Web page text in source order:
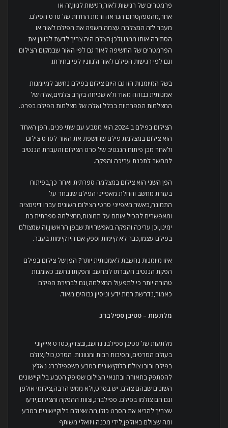
פרמטרים של רגישות לאור,רגישות לגוון,זה או
אחר,מהספקטרום הנראה ורמת החדות של סרט הפילם.
מעבר לזה המצלמה עצמה חשפה את הפילם לאור או
הסתירה אותו ממנו,ולכן:הצלם היה צריך לדעת לכוונן את
הפרמטרים של החשיפה לאור גם לפי האור שבמקום הצילום
וגם לפי רגישות הפילם לאור ולגווניו לפי בחירתו.
בשל המיומנות הזו גם היום צילום בפילם נחשב למיומנות
אמנותית גבוהה מאוד ולא שכיחה בקרב צלמים,אלה של
המצלמות הספרתיות בכלל ואלה של מצלמות הפילם בפרט.
הצילום בפילם ב 2024 הוא מטבע עם שתי פנים. הפן האחד
הוא צילום במצלמת פילם שחושפת את האור לסרט צילום
ולאחר מכן פיתוח הנגטיב של סרט הצילום והעברת הנגטיב
למחשב לתכנת עריכה והפקה.
הפן השני הוא צילום במצלמה ספרתית ואחר כך,בפיתוח
בעזרת מחשב והחלת מאפייני הפילם שנבחר על
התמונה,כאשר:מאפייני סרטי הצילום השונים עברו דיגיטציה
ומאפשרים להכיל אותם על תמונות,ממצלמה ספרתית בת
ימינו,וכן עריכה והפקה באפשרויות שבפן הראשון,זה שמצולם
בפילם עצמו,כבר לא קיימות וספק אם היו קיימות בעבר.
איזו מיומנות נחשבת לאמנותית יותר? הפן של צילום בפילם
הפקת הנגטיב העברתו למחשב והפקתו נחשב כאומנות
טהורה יותר כי לתפעול המצלמה,וגם לבחירת הפילם
כאמור,נדרשת רמת ידע וניסיון גבוהים מאוד.
מלתעות – סטיבן ספילברג.
מלתעות של סטיבן ספילבג נחשב,ובצדק,כסרט אייקוני
בעולם הסרטים,ומסיבות רבות ומגוונות. הסרט,כולו,צולם
בפילם ורובו צולם בלוקישונים בטבע כשספילברג נאלץ
להסתפק בתאורה ובתנאי הצילום שסיפק הטבע בלוקיישונים
השונים שבהם צולם. יש בסרט,ולא ממש הרבה,צילומי אולפן
וגם הם צולמו בפילם. ספילברג,וצוות ההפקה והצילום,ידעו
שצריך להביא את הסרט כולו,מה שצולם בלוקיישונים בטבע
ומה שצולם באולפן,לידי מכנה ויזואלי משותף